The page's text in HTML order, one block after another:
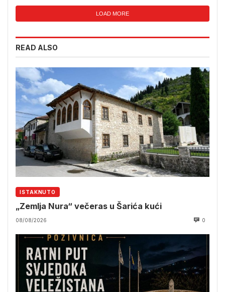
LOAD MORE
READ ALSO
ISTAKNUTO
„Zemlja Nura“ večeras u Šarića kući
08/08/2026 0